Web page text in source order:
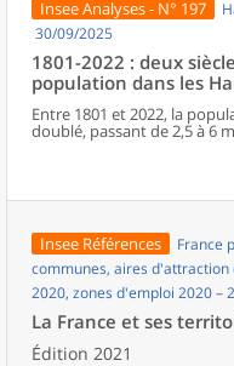
sont plus jeunes que leurs
leurs fonctions politiques,
et moins souvent des
intellectuelles supérieures.
Insee Analyses - N° 197
30/09/2025
1801-2022 : deux
population dans les
Entre 1801 et 2022, la
doublé, passant de 2,5 à 6
moitié du XIXe siècle,
accélérant l’exode rural,
pays entre dans une phase
première ligne lors des
France retrouvent leur
Guerre dès les années
reconstruction. Depuis les
ralentissement, du fait
naturel.
Insee Références
France
communes, aires d'attraction
2020, zones d'emploi 2020 –
La France et ses
Édition 2021